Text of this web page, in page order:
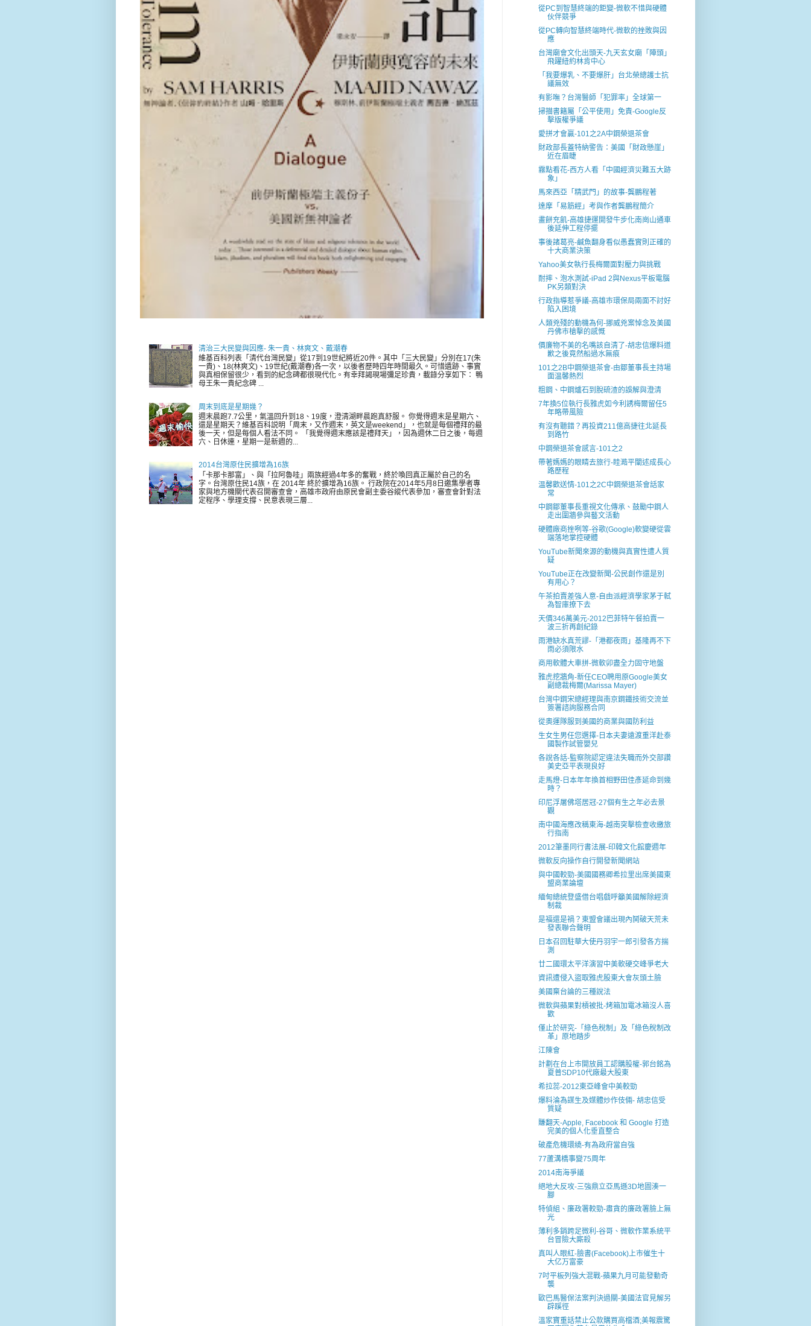
清治三大民變與因應- 朱一貴、林爽文、戴潮春
維基百科列表「清代台灣民變」從17到19世紀將近20件。其中「三大民變」分別在17(朱
一貴)、18(林爽文)、19世紀(戴潮春)各一次，以後者歷時四年時間最久。可惜遺跡、事實
與真相保留很少，看到的紀念碑都很現代化。有幸拜謁現場彌足珍貴，載錄分享如下： 鴨
母王朱一貴紀念碑 ...
周末到底是星期幾？
週末晨跑7.7公里，氣溫回升到18、19度，澄清湖畔晨跑真舒服。 你覺得週末是星期六、
還是星期天？維基百科説明「周末，又作週末，英文是weekend」，也就是每個禮拜的最
後一天，但是每個人看法不同。 「我覺得週末應該是禮拜天」，因為週休二日之後，每週
六、日休連，星期一是新週的...
2014台灣原住民擴增為16族
「卡那卡那富」、與「拉阿魯哇」兩族經過4年多的奮戰，終於喚回真正屬於自己的名
字。台灣原住民14族，在 2014年 終於擴增為16族。 行政院在2014年5月8日邀集學者專
家與地方機關代表召開審查會，高雄市政府由原民會副主委谷縱代表參加，審查會針對法
定程序、學理支撐、民意表現三層...
從PC到智慧終端的鉅變-微軟不惜與硬體
伙伴競爭
從PC轉向智慧終端時代-微軟的挫敗與因
應
台灣廟會文化出頭天-九天玄女廟「陣頭」
飛躍紐約林肯中心
「我要爆乳、不要爆肝」台北榮總護士抗
議無效
有影嘸？台灣醫師「犯罪率」全球第一
掃描書籍屬「公平使用」免責-Google反
擊版權爭議
愛拼才會贏-101之2A中鋼榮退茶會
財政部長蓋特納警告：美國「財政懸崖」
近在眉睫
霧點看花-西方人看「中國經濟災難五大跡
象」
馬來西亞「精武門」的故事-龔鵬程著
達摩「易筋經」考與作者龔鵬程簡介
畫餅充飢-高雄捷運開發牛步化南崗山通車
後延伸工程停擺
事後諸葛亮-鹹魚翻身看似愚蠢實則正確的
十大商業決策
Yahoo美女執行長梅爾面對壓力與挑戰
耐摔、泡水測試-iPad 2與Nexus平板電腦
PK另類對決
行政指導惹爭議-高雄巿環保局兩面不討好
陷入困境
人類兇殘的動機為何-挪威兇案悼念及美國
丹佛巿槍擊的感慨
價廉物不美的名嘴該自清了-胡忠信爆料道
歉之後竟然船過水無痕
101之2B中鋼榮退茶會-由鄒董事長主持場
面温馨熱烈
粗鋼、中鋼爐石到脫硫渣的誤解與澄清
7年換5位執行長雅虎如今利誘梅爾留任5
年略帶風險
有沒有聽錯？再投資211億高捷往北延長
到路竹
中鋼榮退茶會感言-101之2
帶著媽媽的眼睛去旅行-眭澔平闡述成長心
路歷程
温馨歡送情-101之2C中鋼榮退茶會話家
常
中鋼鄒董事長重視文化傳承、鼓勵中鋼人
走出圍牆參與藝文活動
硬體廠商挫咧等-谷歌(Google)軟變硬從雲
端落地掌控硬體
YouTube新聞來源的動機與真實性遭人質
疑
YouTube正在改變新聞-公民創作還是別
有用心？
午茶拍賣差強人意-自由派經濟學家茅于軾
為智庫撩下去
天價346萬美元-2012巴菲特午餐拍賣一
波三折再創紀錄
雨港缺水真荒謬-「港都夜雨」基隆再不下
雨必須限水
商用軟體大車拼-微軟卯盡全力固守地盤
雅虎挖牆角-新任CEO聘用原Google美女
副總裁梅爾(Marissa Mayer)
台灣中鋼宋總經理與南京鋼鐵技術交流並
簽署諮詢服務合同
從奧運隊服到美國的商業與國防利益
生女生男任您選擇-日本夫妻遠渡重洋赴泰
國製作試管嬰兒
各說各話-監察院認定違法失職而外交部讚
美史亞平表現良好
走馬燈-日本年年換首相野田佳彥延命到幾
時？
印尼浮屠佛塔居冠-27個有生之年必去景
觀
南中國海應改稱東海-越南突擊檢查收繳旅
行指南
2012筆墨同行書法展-印韓文化館慶週年
微軟反向操作自行開發新聞網站
與中國較勁-美國國務卿希拉里出席美國東
盟商業論壇
緬甸總統登盛借台唱戲呼籲美國解除經濟
制裁
是福還是禍？東盟會議出現內鬨破天荒未
發表聯合聲明
日本召回駐華大使丹羽宇一郎引發各方揣
測
廿二國環太平洋演習中美軟硬交峰爭老大
資訊遭侵入盜取雅虎股東大會灰頭土臉
美國棄台論的三種說法
微軟與蘋果對槓被批-烤箱加電冰箱沒人喜
歡
僅止於研究-「綠色稅制」及「綠色稅制改
革」原地踏步
江陳會
計劃在台上巿開放員工認購股權-郭台銘為
夏普SDP10代廠最大股東
希拉蕊-2012東亞峰會中美較勁
爆料淪為謀生及媒體炒作伎倆- 胡忠信受
質疑
賺翻天-Apple, Facebook 和 Google 打造
完美的個人化垂直整合
破產危機環繞-有為政府當自強
77蘆溝橋事變75周年
2014南海爭議
絕地大反攻-三強鼎立亞馬遜3D地圖湊一
腳
特偵組、廉政署較勁-肅貪的廉政署臉上無
光
薄利多銷跨足微利-谷哥、微軟作業系統平
台冒險大廝殺
真叫人眼紅-臉書(Facebook)上市催生十
大亿万富豪
7吋平板列強大混戰-蘋果九月可能發動奇
襲
歐巴馬醫保法案判決過關-美國法官見解另
辟蹊徑
溫家寶重話禁止公款購買高檔酒;美報震驚